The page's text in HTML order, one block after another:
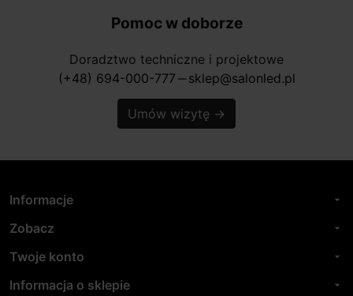
Pomoc w doborze
Doradztwo techniczne i projektowe
(+48) 694-000-777 horizontal_rule sklep@salonled.pl
Umów wizytę →
Informacje arrow_drop_down
Zobacz arrow_drop_down
Twoje konto arrow_drop_down
Informacja o sklepie arrow_drop_down